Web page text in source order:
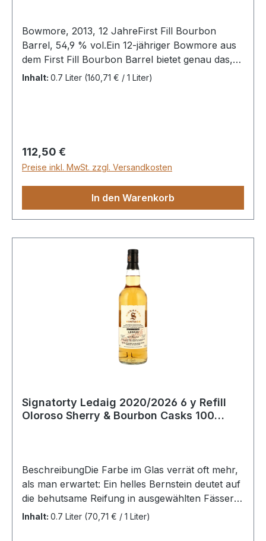
Bowmore, 2013, 12 JahreFirst Fill Bourbon
Barrel, 54,9 % vol.Ein 12-jähriger Bowmore aus
dem First Fill Bourbon Barrel bietet genau das,
wofür das Destillat der Brennerei geschätzt wird:
Inhalt: 0.7 Liter (160,71 € / 1 Liter)
Regulärer Preis:
112,50 €
Preise inkl. MwSt. zzgl. Versandkosten
In den Warenkorb
Signatorty Ledaig 2020/2026 6 y Refill
Oloroso Sherry & Bourbon Casks 100
BeschreibungDie Farbe im Glas verrät oft mehr,
als man erwartet: Ein helles Bernstein deutet auf
die behutsame Reifung in ausgewählten Fässern
hin, während der erste Duft sofort die raue
Inhalt: 0.7 Liter (70,71 € / 1 Liter)